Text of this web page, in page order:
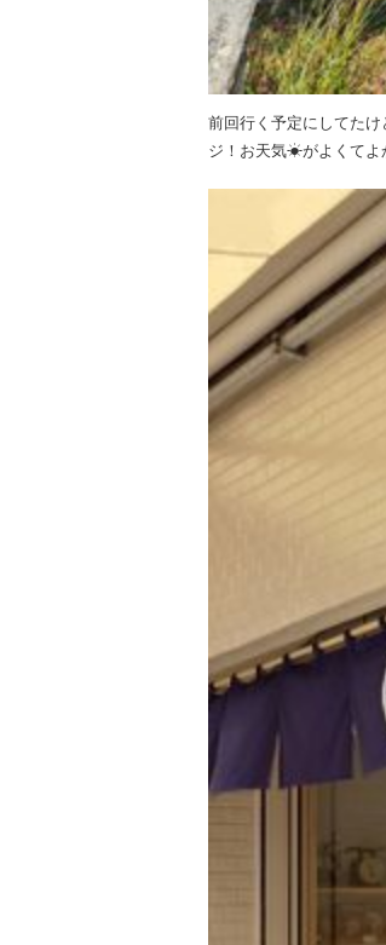
前回行く予定にしてた
ジ！お天気☀がよくてよ